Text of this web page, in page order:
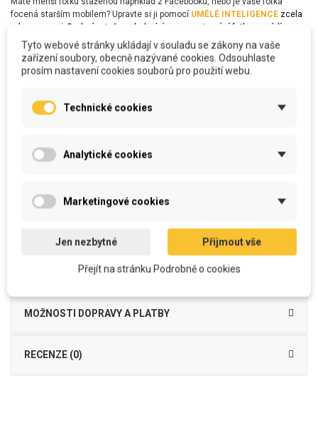
focená starším mobilem? Upravte si ji pomocí UMĚLÉ INTELIGENCE zcela
zdarma sami. Drobné retuše a drobné úpravy centrování fotky provádíme
automaticky a zcela zdarma tak, aby vše ve výsledku vypadalo co nejlépe.
Pokud víte o nějakém drobném nedostatku na fotografii, který chcete
upravit, popište nám vše do poznámky.
Grafik každou Vaši fotografii zkontroluje co se týče kvality. V případě kvality
nízké se zpravidla pokusíme v případě, že fotografie není úplně dokonalá,
objektu fotky, nebo třeba celkové zkvalitnění fotografie pomocí chytrých
MOŽNOSTI DOPRAVY A PLATBY
RECENZE (0)
Tyto webové stránky ukládají v souladu se zákony na vaše
zařízení soubory, obecně nazývané cookies. Odsouhlaste
prosím nastavení cookies souborů pro použití webu.
Technické cookies
Analytické cookies
Marketingové cookies
Jen nezbytné Přijmout vše
Přejít na stránku Podrobně o cookies